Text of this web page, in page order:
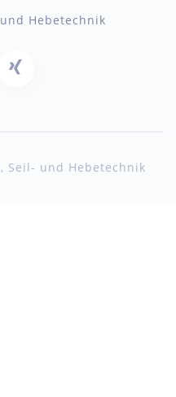
Hebetechnik
Seil- und Hebetechnik